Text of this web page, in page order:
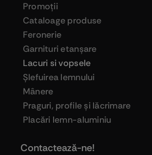
Promoţii
Cataloage produse
Feronerie
Garnituri etanşare
Lacuri si vopsele
Şlefuirea lemnului
Mânere
Praguri, profile şi lăcrimare
Placări lemn-aluminiu
Contactează-ne!